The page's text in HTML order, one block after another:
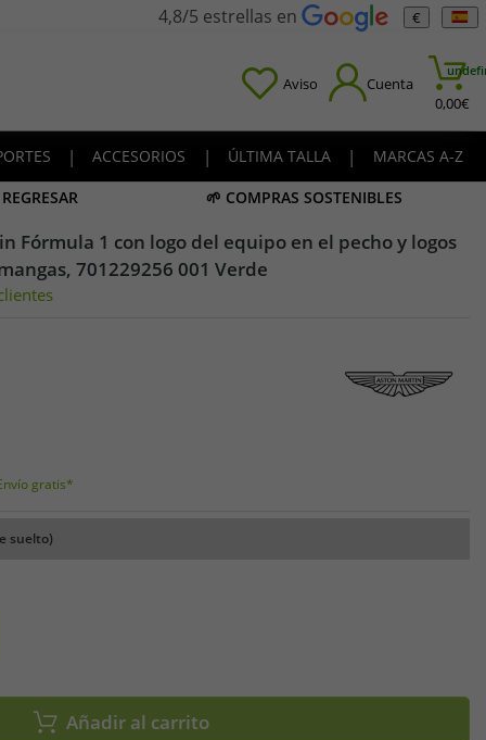
4,8/5 estrellas en €
Aviso Cuenta
0,00€
| ACCESORIOS | ÚLTIMA TALLA |
MARCAS A-Z
🌱 COMPRAS SOSTENIBLES
Fórmula 1 con logo del equipo en el pecho y logos
701229256 001 Verde
gratis*
suelto)
Añadir al carrito